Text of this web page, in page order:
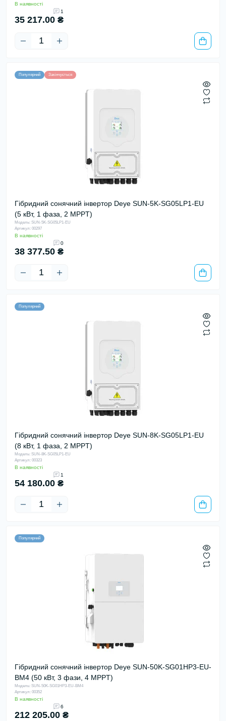
В наявності
1
35 217.00 ₴
Популярний Закінчується
Гібридний сонячний інвертор Deye SUN-5K-SG05LP1-EU
(5 кВт, 1 фаза, 2 MPPT)
Модель: SUN-5K-SG05LP1-EU
Артикул: 00297
В наявності
0
38 377.50 ₴
Популярний
Гібридний сонячний інвертор Deye SUN-8K-SG05LP1-EU
(8 кВт, 1 фаза, 2 MPPT)
Модель: SUN-8K-SG05LP1-EU
Артикул: 00323
В наявності
1
54 180.00 ₴
Популярний
Гібридний сонячний інвертор Deye SUN-50K-SG01HP3-EU-
BM4 (50 кВт, 3 фази, 4 MPPT)
Модель: SUN-50K-SG01HP3-EU-BM4
Артикул: 00352
В наявності
6
212 205.00 ₴